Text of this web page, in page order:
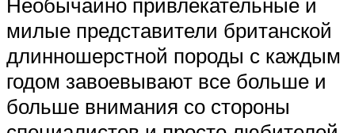
милые представители британской
длинношерстной породы с каждым
годом завоевывают все больше и
больше внимания со стороны